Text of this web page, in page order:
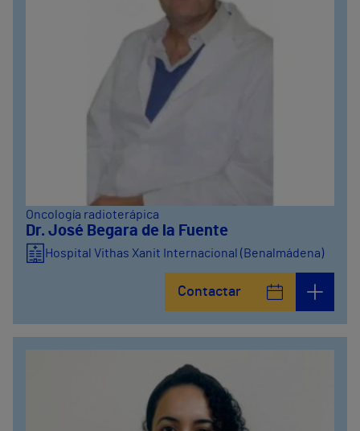
Oncología radioterápica
Dr. José Begara de la Fuente
Hospital Vithas Xanit Internacional (Benalmádena)
Contactar